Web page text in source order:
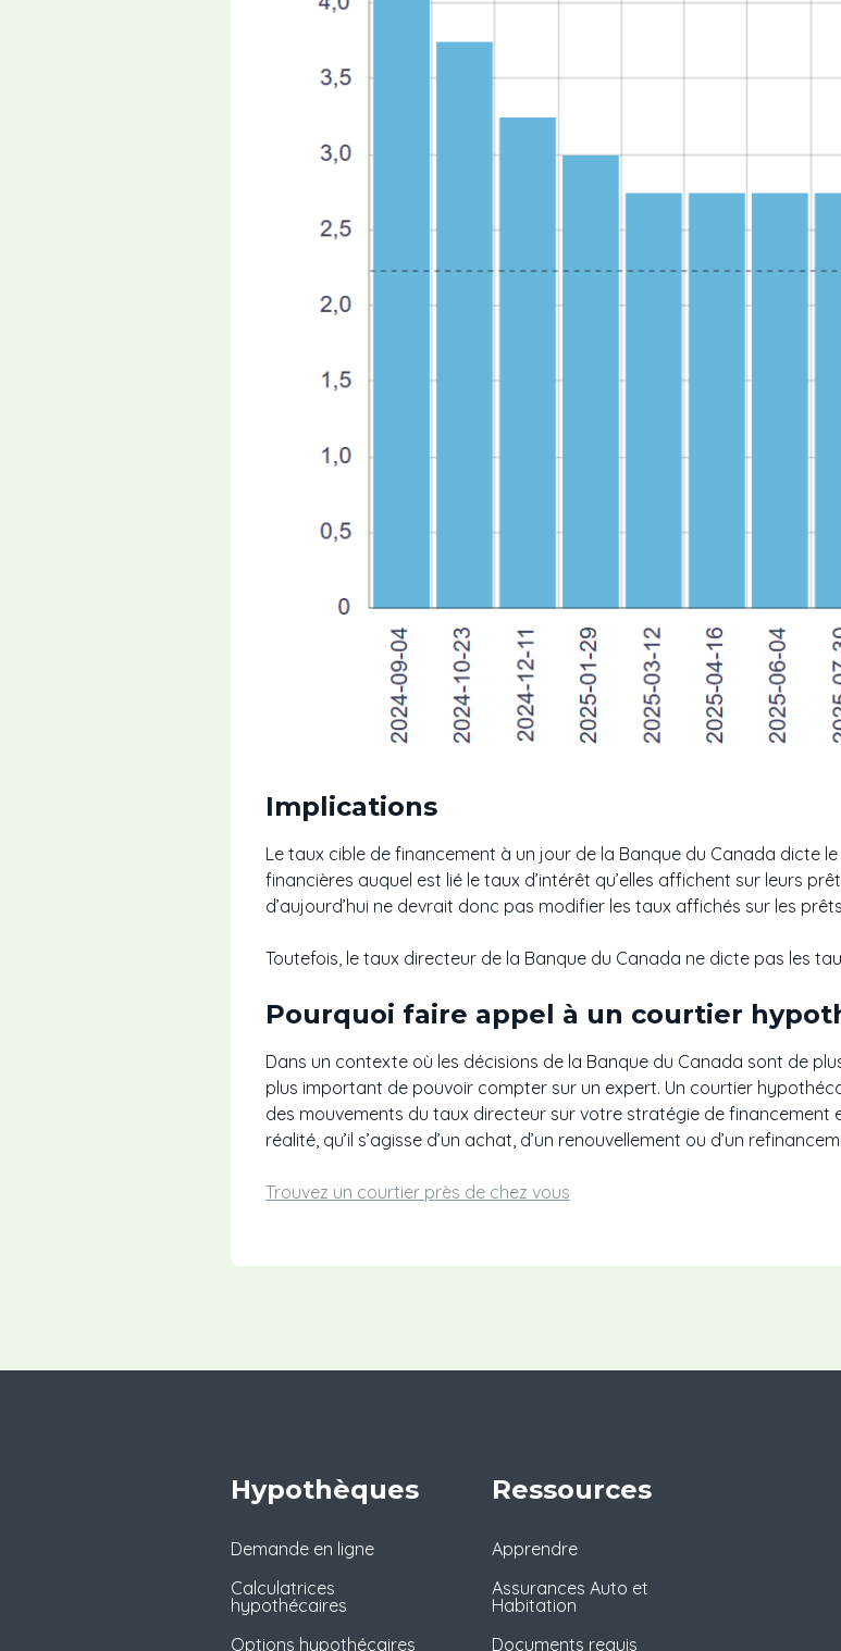
Implications
Le taux cible de financement à un jour de la Banque du Canada dicte
financières auquel est lié le taux d’intérêt qu’elles affichent sur leurs
d’aujourd’hui ne devrait donc pas modifier les taux affichés sur les
Toutefois, le taux directeur de la Banque du Canada ne dicte pas les
Pourquoi faire appel à un courtier
Dans un contexte où les décisions de la Banque du Canada sont de
plus important de pouvoir compter sur un expert. Un courtier
des mouvements du taux directeur sur votre stratégie de
réalité, qu’il s’agisse d’un achat, d’un renouvellement ou d’un
Trouvez un courtier près de chez vous
Hypothèques
Demande en ligne
Calculatrices
hypothécaires
Options hypothécaires
Ressources
Apprendre
Assurances Auto et
Habitation
Documents requis